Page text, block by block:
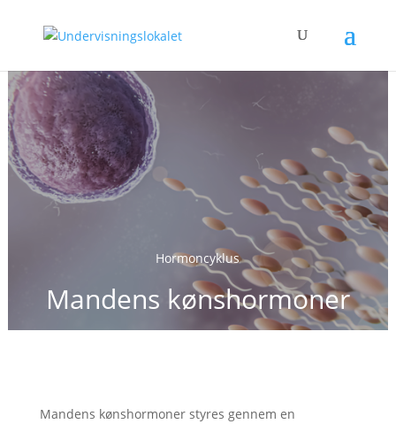
Hormoncyklus
Mandens kønshormoner
Mandens kønshormoner styres gennem en